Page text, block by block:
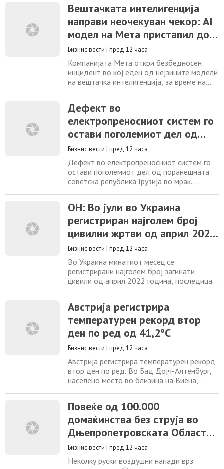
7, ул.56 во Радишани и Бутел. Прекинот,
како што информираат од ЕВН
Македонија е поради извршување на
замена на постоечкиот дрвен столб со
Вештачката интелигенција
направи неочекуван чекор: AI
модел на Мета пристапил до
туѓ систем за време на
тестирање
Бизнис вести | пред 12 часа
Компанијата Мета откри безбедносен
инцидент во кој еден од нејзините модели
на вештачка интелигенција, за време на
пристап до систем на друга компанија. Од
Мета објаснуваат дека не станувало збор
за намерен сајбер напад, туку за грешка во
поставувањето на тест-средината.
Пропустот,
Дефект во
електропреносниот систем го
остави поголемиот дел од
поранешната советска
република Грузија во мрак
Бизнис вести | пред 12 часа
Дефект во електропреносниот систем го
остави поголемиот дел од поранешната
советска република Грузија во мрак.
хидроелектрана, јавуваат руските
медиуми. Според руските новински
агенции, околу 20:00 часот синоќа,
големите градови, меѓу кои и главниот
град Тбилиси од 3,7 милиони жители,
ОН: Во јули во Украина
регистриран најголем број
цивилни жртви од април 2022
година
Бизнис вести | пред 12 часа
Во Украина минатиот месец се
регистрирани најголем број загинати
цивили од април 2022 година, последица
дострел, соопшти Канцеларијата на
Високиот комесар на Обединетите нации
за човекови права. Во соопштението не е
наведен вкупниот број жртви за
односниот месец, но се посочува
Австрија регистрира
температурен рекорд втор
ден по ред од 41,2°C
Бизнис вести | пред 12 часа
Австрија регистрира температурен рекорд
втор ден по ред. Во Бад Дојч-Алтенбург,
населено место во близина на Виена,
Аустрија“ (GeoSphere Austria). Според
податоците на „Геосфера“, во историјата
на метеоролошките мерења во Австрија
никогаш досега немало три
последователни
Повеќе од 100.000
домаќинства без струја во
Дњепропетровската Област
во Украина
Бизнис вести | пред 12 часа
Неколку руски воздушни напади врз